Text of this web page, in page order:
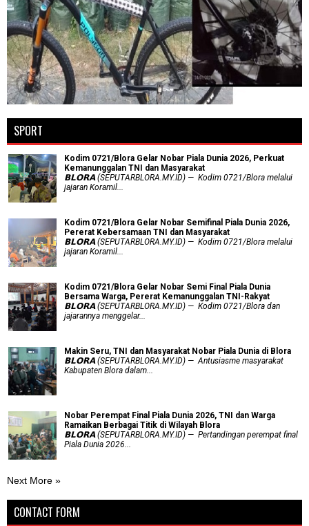
SPORT
Kodim 0721/Blora Gelar Nobar Piala Dunia 2026, Perkuat
Kemanunggalan TNI dan Masyarakat
𝗕𝗟𝗢𝗥𝗔 (SEPUTARBLORA.MY.ID) — Kodim 0721/Blora melalui
jajaran Koramil...
Kodim 0721/Blora Gelar Nobar Semifinal Piala Dunia 2026,
Pererat Kebersamaan TNI dan Masyarakat
𝗕𝗟𝗢𝗥𝗔 (SEPUTARBLORA.MY.ID) — Kodim 0721/Blora melalui
jajaran Koramil...
Kodim 0721/Blora Gelar Nobar Semi Final Piala Dunia
Bersama Warga, Pererat Kemanunggalan TNI-Rakyat
𝗕𝗟𝗢𝗥𝗔 (SEPUTARBLORA.MY.ID) — Kodim 0721/Blora dan
jajarannya menggelar...
Makin Seru, TNI dan Masyarakat Nobar Piala Dunia di Blora
𝗕𝗟𝗢𝗥𝗔 (SEPUTARBLORA.MY.ID) — Antusiasme masyarakat
Kabupaten Blora dalam...
Nobar Perempat Final Piala Dunia 2026, TNI dan Warga
Ramaikan Berbagai Titik di Wilayah Blora
𝗕𝗟𝗢𝗥𝗔 (SEPUTARBLORA.MY.ID) — Pertandingan perempat final
Piala Dunia 2026...
Next More »
CONTACT FORM